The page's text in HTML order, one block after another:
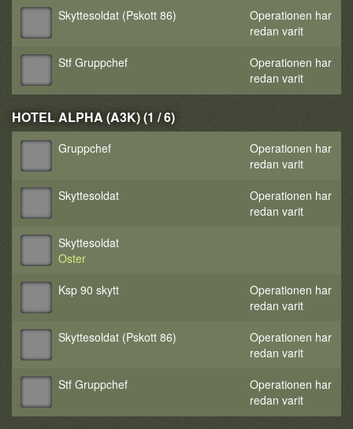
Skyttesoldat (Pskott 86)
Operationen har
redan varit
Stf Gruppchef
Operationen har
redan varit
HOTEL ALPHA (A3K) (1 / 6)
Gruppchef
Operationen har
redan varit
Skyttesoldat
Operationen har
redan varit
Skyttesoldat
Oster
Ksp 90 skytt
Operationen har
redan varit
Skyttesoldat (Pskott 86)
Operationen har
redan varit
Stf Gruppchef
Operationen har
redan varit